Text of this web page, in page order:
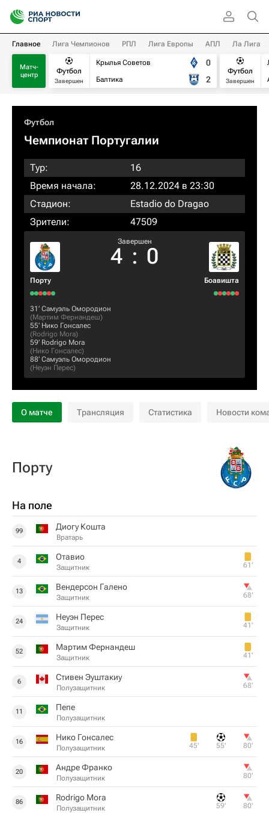
Главное Лига Чемпионов РПЛ Лига Европы АПЛ Ла Лига
Матч-
центр
Футбол
Завершен
Крылья Советов
Балтика
0
2
Футбол
Завершен
Футбол
Чемпионат Португалии
Тур:
16
Время начала:
28.12.2024 в 23:30
Стадион:
Estadio do Dragao
Зрители:
47509
Порту
Завершен
4 : 0
Боавишта
31‎’‎ Самуэль Омородион
(Мартим Фернандеш)
55‎’‎ Нико Гонсалес
(Rodrigo Mora)
59‎’‎ Rodrigo Mora
(Нико Гонсалес)
88‎’‎ Самуэль Омородион
(Неуэн Перес)
О матче Трансляция Статистика Новости
Порту
На поле
99 Диогу Кошта
Вратарь
4 Отавио
Защитник 61‎’‎
13 Вендерсон Галено
Защитник 68‎’‎
24 Неуэн Перес
Защитник 41‎’‎
52 Мартим Фернандеш
Защитник 41‎’‎
6 Стивен Эуштакиу
Полузащитник 68‎’‎
11 Пепе
Полузащитник
16 Нико Гонсалес
Полузащитник 45‎’‎ 55‎’‎ 80‎’‎
20 Андре Франко
Полузащитник 80‎’‎
86 Rodrigo Mora
Полузащитник 59‎’‎ 80‎’‎